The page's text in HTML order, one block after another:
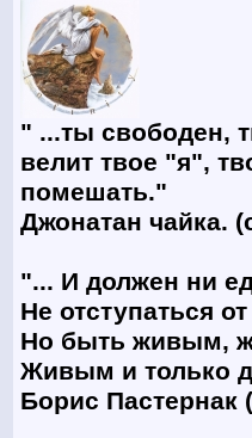
" ...ты свободен,
велит твое "я",
помешать."
Джонатан чайка.
"... И должен ни
Не отступаться
Но быть живым,
Живым и только
Борис Пастернак